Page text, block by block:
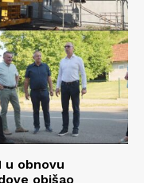
u obnovu
obišao